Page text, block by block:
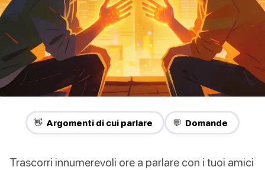
👋 Argomenti di cui parlare 💬 Domande
Trascorri innumerevoli ore a parlare con i tuoi amici